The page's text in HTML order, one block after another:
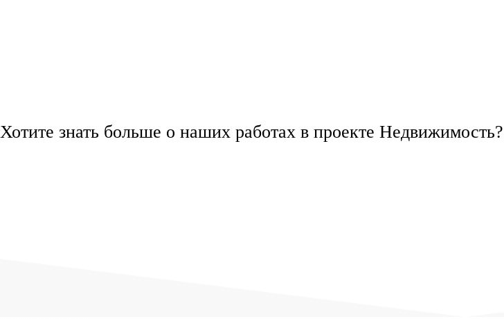
Хотите знать больше о наших работах в проекте Недвижимость?